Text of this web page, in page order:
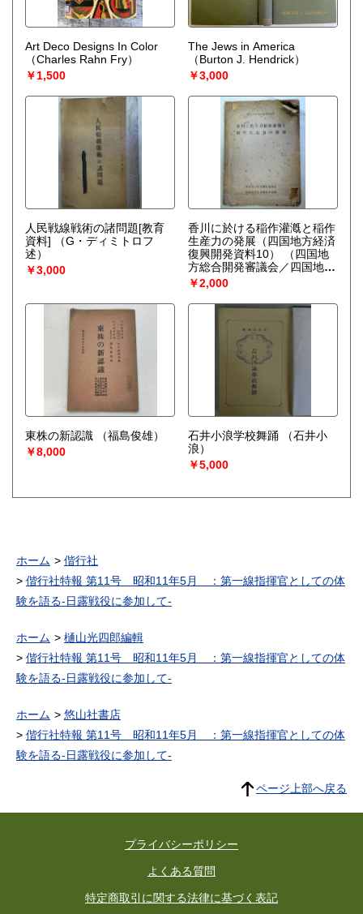
Art Deco Designs In Color
（Charles Rahn Fry）
￥1,500
The Jews in America
（Burton J. Hendrick）
￥3,000
人民戦線戦術の諸問題[教育
資料]
（G・ディミトロフ
述）
￥3,000
香川に於ける稲作灌漑と稲作
生産力の発展（四国地方経済
復興開発資料10）
（四国地
方総合開発審議会／四国地方
総合開発調査所）
￥2,000
東株の新認識
（福島俊雄）
￥8,000
石井小浪学校舞踊
（石井小
浪）
￥5,000
ホーム
偕行社
偕行社特報 第11号 昭和11年5月 ：第一線指揮官としての体
験を語る-日露戦役に参加して-
ホーム
樋山光四郎編輯
偕行社特報 第11号 昭和11年5月 ：第一線指揮官としての体
験を語る-日露戦役に参加して-
ホーム
悠山社書店
偕行社特報 第11号 昭和11年5月 ：第一線指揮官としての体
験を語る-日露戦役に参加して-
ページ上部へ戻る
プライバシーポリシー
よくある質問
特定商取引に関する法律に基づく表記